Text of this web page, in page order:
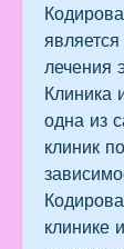
лечения
Клиника
одна из
клиник
клинике